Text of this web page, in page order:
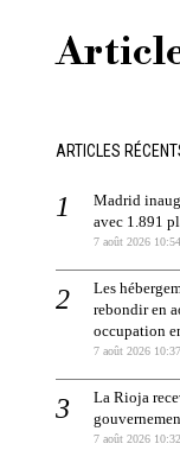
ARTICLES
Madrid
avec 1.891
7 août 2026 10:54
Les
rebondir en
occupation
7 août 2026 10:37
La Rioja
7 août 2026 10:32